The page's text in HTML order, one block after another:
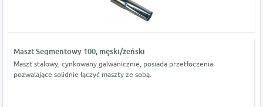
Maszt Segmentowy 100, męski/żeński
Maszt stalowy, cynkowany galwanicznie, posiada przetłoczenia
pozwalające solidnie łączyć maszty ze sobą.